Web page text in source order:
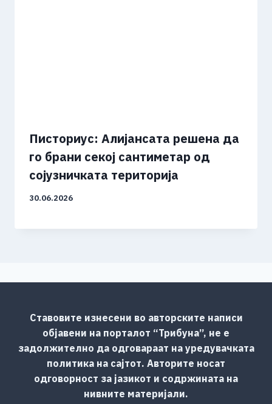
Писториус: Алијансата решена да
го брани секој сантиметар од
сојузничката територија
30.06.2026
Ставовите изнесени во авторските написи
објавени на порталот “Трибуна”, не е
задолжително да одговараат на уредувачката
политика на сајтот. Авторите носат
одговорност за јазикот и содржината на
нивните материјали.